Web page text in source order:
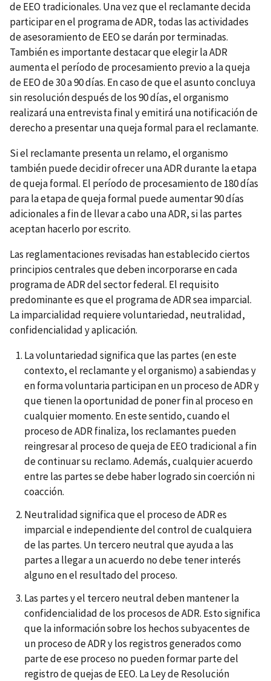
de EEO tradicionales. Una vez que el reclamante decida
participar en el programa de ADR, todas las actividades
de asesoramiento de EEO se darán por terminadas.
También es importante destacar que elegir la ADR
aumenta el período de procesamiento previo a la queja
de EEO de 30 a 90 días. En caso de que el asunto concluya
sin resolución después de los 90 días, el organismo
realizará una entrevista final y emitirá una notificación de
derecho a presentar una queja formal para el reclamante.
Si el reclamante presenta un relamo, el organismo
también puede decidir ofrecer una ADR durante la etapa
de queja formal. El período de procesamiento de 180 días
para la etapa de queja formal puede aumentar 90 días
adicionales a fin de llevar a cabo una ADR, si las partes
aceptan hacerlo por escrito.
Las reglamentaciones revisadas han establecido ciertos
principios centrales que deben incorporarse en cada
programa de ADR del sector federal. El requisito
predominante es que el programa de ADR sea imparcial.
La imparcialidad requiere voluntariedad, neutralidad,
confidencialidad y aplicación.
La voluntariedad significa que las partes (en este
contexto, el reclamante y el organismo) a sabiendas y
en forma voluntaria participan en un proceso de ADR y
que tienen la oportunidad de poner fin al proceso en
cualquier momento. En este sentido, cuando el
proceso de ADR finaliza, los reclamantes pueden
reingresar al proceso de queja de EEO tradicional a fin
de continuar su reclamo. Además, cualquier acuerdo
entre las partes se debe haber logrado sin coerción ni
coacción.
Neutralidad significa que el proceso de ADR es
imparcial e independiente del control de cualquiera
de las partes. Un tercero neutral que ayuda a las
partes a llegar a un acuerdo no debe tener interés
alguno en el resultado del proceso.
Las partes y el tercero neutral deben mantener la
confidencialidad de los procesos de ADR. Esto significa
que la información sobre los hechos subyacentes de
un proceso de ADR y los registros generados como
parte de ese proceso no pueden formar parte del
registro de quejas de EEO. La Ley de Resolución